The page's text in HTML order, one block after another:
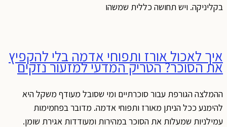
בקליניקה. ויש תחושה כללית שמשהו
איך לאכול אורז ותפוחי אדמה בלי להקפיץ
את הסוכר? הטריק המדעי למזעור נזקים
ההמלצה הגורפת עבור סוכרתיים ומי שסובל מעודף משקל היא
להימנע ככל הניתן מאורז ותפוחי אדמה. מדובר בפחמימות
עמילניות שמעלות את הסוכר במהירות ומעודדות אגירת שומן.